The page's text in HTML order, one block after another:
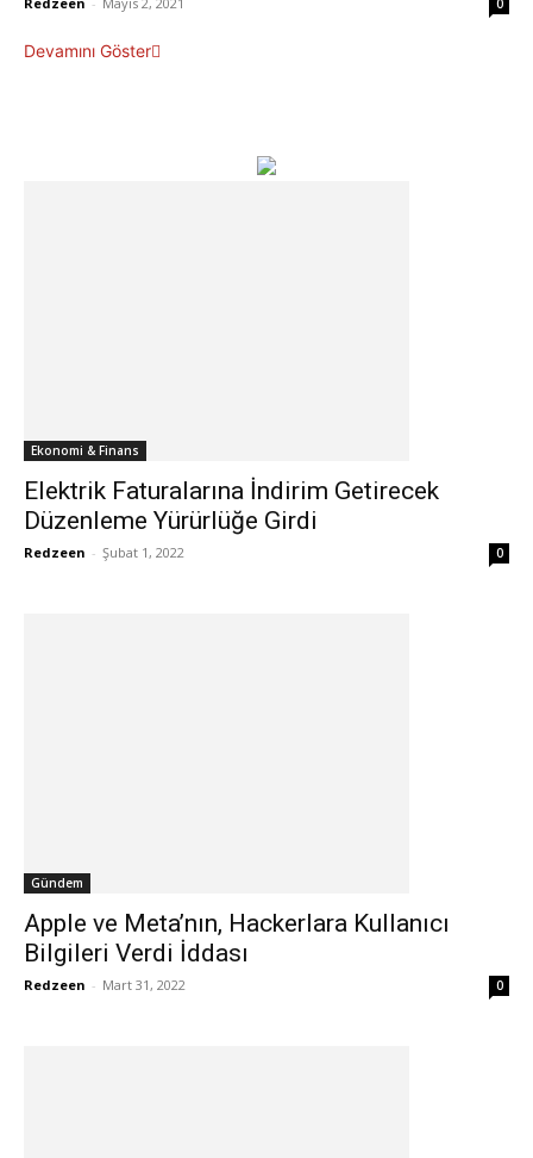
0
Devamını Göster
Ekonomi & Finans
Elektrik Faturalarına İndirim Getirecek
Düzenleme Yürürlüğe Girdi
Redzeen - Şubat 1, 2022 0
Gündem
Apple ve Meta’nın, Hackerlara Kullanıcı
Bilgileri Verdi İddası
Redzeen - Mart 31, 2022 0